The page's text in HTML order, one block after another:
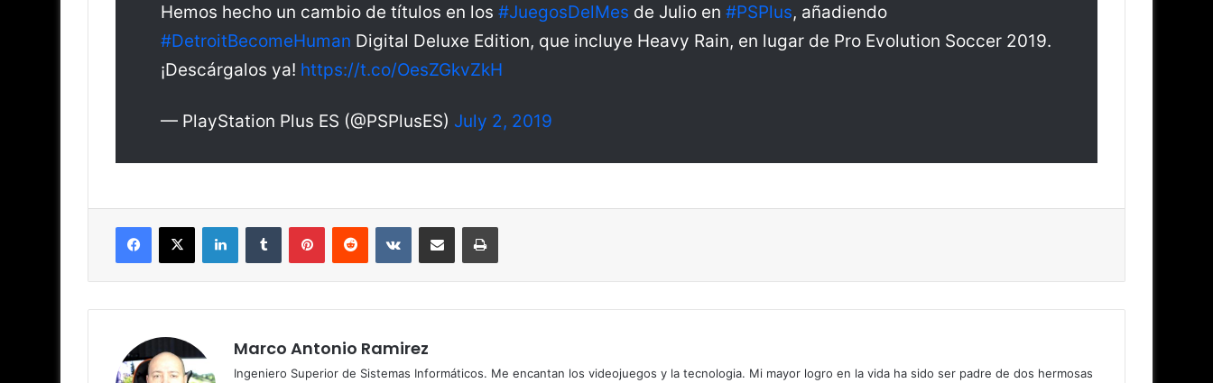
Hemos hecho un cambio de títulos en los #JuegosDelMes de Julio en #PSPlus, añadiendo
#DetroitBecomeHuman Digital Deluxe Edition, que incluye Heavy Rain, en lugar de Pro Evolution Soccer 2019.
¡Descárgalos ya! https://t.co/OesZGkvZkH
— PlayStation Plus ES (@PSPlusES) July 2, 2019
Marco Antonio Ramirez
Ingeniero Superior de Sistemas Informáticos. Me encantan los videojuegos y la tecnologia. Mi mayor logro en la vida ha sido ser padre de dos hermosas